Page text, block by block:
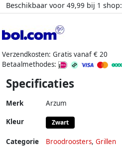
Beschikbaar voor 49,99 bij 1 shop:
Verzendkosten: Gratis vanaf € 20
Betaalmethodes:
Specificaties
Merk Arzum
Kleur Zwart
Categorie Broodroosters, Grillen